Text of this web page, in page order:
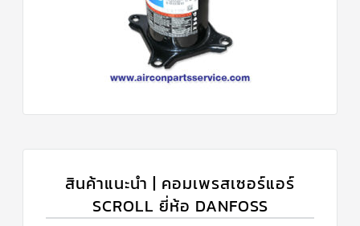
สินค้าแนะนำ | คอมเพรสเซอร์แอร์
SCROLL ยี่ห้อ DANFOSS